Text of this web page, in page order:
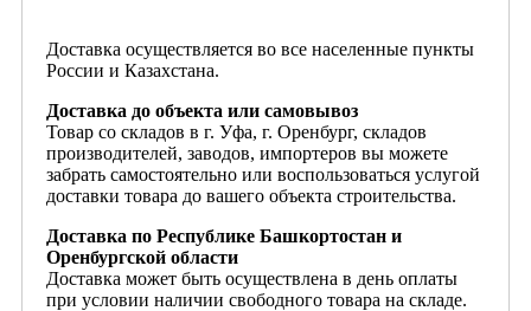
Доставка осуществляется во все населенные пункты
России и Казахстана.
Доставка до объекта или самовывоз
Товар со складов в г. Уфа, г. Оренбург, складов
производителей, заводов, импортеров вы можете
забрать самостоятельно или воспользоваться услугой
доставки товара до вашего объекта строительства.
Доставка по Республике Башкортостан и
Оренбургской области
Доставка может быть осуществлена в день оплаты
при условии наличии свободного товара на складе.